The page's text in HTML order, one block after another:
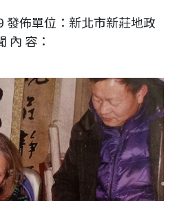
發佈單位：新北市新莊地政
內 容：
古齋，與牛一夫老師學習書法。